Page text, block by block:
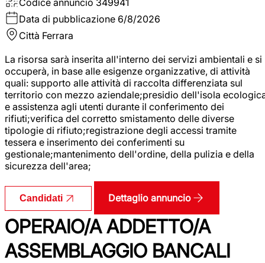
Data di pubblicazione 6/8/2026
Città Ferrara
La risorsa sarà inserita all'interno dei servizi ambientali e si
occuperà, in base alle esigenze organizzative, di attività
quali: supporto alle attività di raccolta differenziata sul
territorio con mezzo aziendale;presidio dell'isola
e assistenza agli utenti durante il conferimento dei
rifiuti;verifica del corretto smistamento delle diverse
tipologie di rifiuto;registrazione degli accessi tramite
tessera e inserimento dei conferimenti su
gestionale;mantenimento dell'ordine, della pulizia e della
sicurezza dell'area;
Candidati Dettaglio annuncio
OPERAIO/A ADDETTO/A
ASSEMBLAGGIO BANCALI